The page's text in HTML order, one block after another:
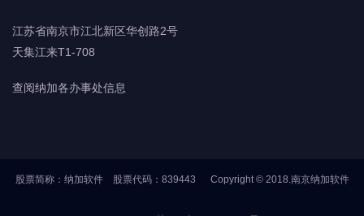
江苏省南京市江北新区华创路2号
天集江来T1-708
查阅纳加各办事处信息
股票简称：纳加软件 股票代码：839443 Copyright © 2018.南京纳加软件